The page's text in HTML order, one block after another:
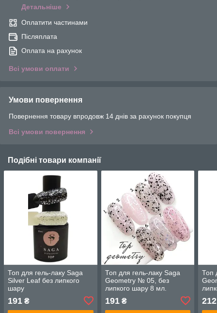
Детальніше
Оплатити частинами
Післяплата
Оплата на рахунок
Всі умови оплати
Умови повернення
Повернення товару впродовж 14 днів за рахунок покупця
Всі умови повернення
Подібні товари компанії
Топ для гель-лаку Saga
Silver Leaf без липкого
шару
191 ₴
Топ для гель-лаку Saga
Geometry № 05, без
липкого шару 8 мл.
191₴
Топ
212